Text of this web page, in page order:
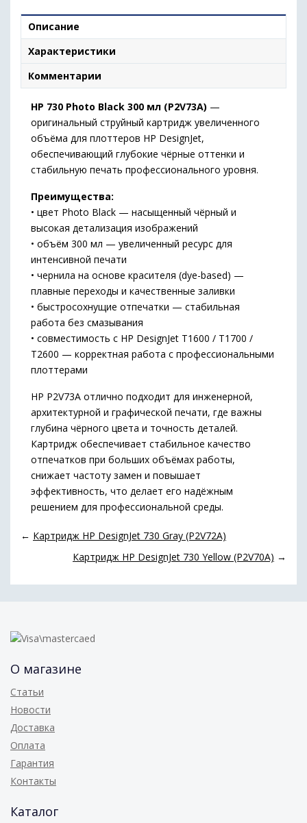
Описание
Характеристики
Комментарии
HP 730 Photo Black 300 мл (P2V73A) —
оригинальный струйный картридж увеличенного
объёма для плоттеров HP DesignJet,
обеспечивающий глубокие чёрные оттенки и
стабильную печать профессионального уровня.
Преимущества:
• цвет Photo Black — насыщенный чёрный и
высокая детализация изображений
• объём 300 мл — увеличенный ресурс для
интенсивной печати
• чернила на основе красителя (dye-based) —
плавные переходы и качественные заливки
• быстросохнущие отпечатки — стабильная
работа без смазывания
• совместимость с HP DesignJet T1600 / T1700 /
T2600 — корректная работа с профессиональными
плоттерами
HP P2V73A отлично подходит для инженерной,
архитектурной и графической печати, где важны
глубина чёрного цвета и точность деталей.
Картридж обеспечивает стабильное качество
отпечатков при больших объёмах работы,
снижает частоту замен и повышает
эффективность, что делает его надёжным
решением для профессиональной среды.
← Картридж HP DesignJet 730 Gray (P2V72A)
Картридж HP DesignJet 730 Yellow (P2V70A) →
О магазине
Статьи
Новости
Доставка
Оплата
Гарантия
Контакты
Каталог